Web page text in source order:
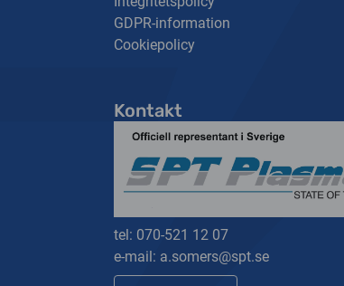
GDPR-information
Cookiepolicy
Kontakt
tel: 070-521 12 07
e-mail: a.somers@spt.se